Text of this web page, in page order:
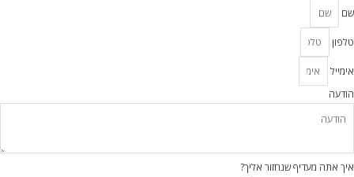
שם
טלפון
אימייל
הודעה
איך אתה מעדיף שנחזור אליך?